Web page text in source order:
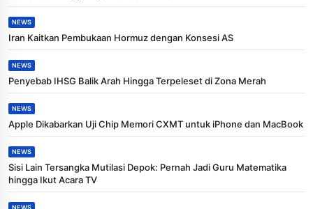
NEWS
Iran Kaitkan Pembukaan Hormuz dengan Konsesi AS
NEWS
Penyebab IHSG Balik Arah Hingga Terpeleset di Zona Merah
NEWS
Apple Dikabarkan Uji Chip Memori CXMT untuk iPhone dan MacBook
NEWS
Sisi Lain Tersangka Mutilasi Depok: Pernah Jadi Guru Matematika
hingga Ikut Acara TV
NEWS